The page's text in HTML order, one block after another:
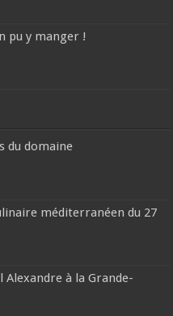
pu y manger !
du domaine
méditerranéen du 27
Alexandre à la Grande-